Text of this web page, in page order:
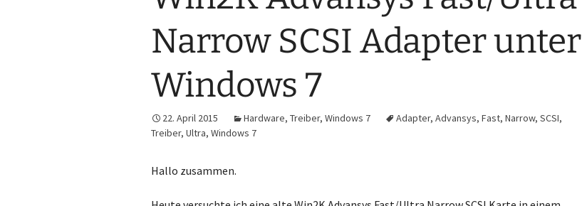
Narrow SCSI Adapter unter
Windows 7
22. April 2015 Hardware, Treiber, Windows 7 Adapter, Advansys, Fast, Narrow, SCSI,
Treiber, Ultra, Windows 7
Hallo zusammen.